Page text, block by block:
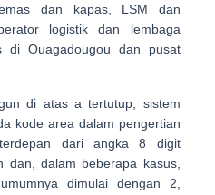
dan kapas, LSM dan
logistik dan lembaga
di Ouagadougou dan pusat
di atas atertutup, sistem
kode area dalam pengertian
dari angka 8 digit
dan, dalam beberapa kasus,
dimulai dengan 2